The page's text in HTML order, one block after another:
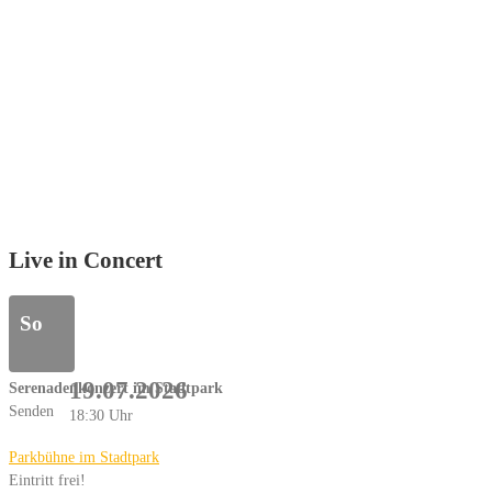
Live in Concert
So
19.07.2026
18:30 Uhr
Serenadenkonzert im Stadtpark
Senden
Parkbühne im Stadtpark
Eintritt frei!